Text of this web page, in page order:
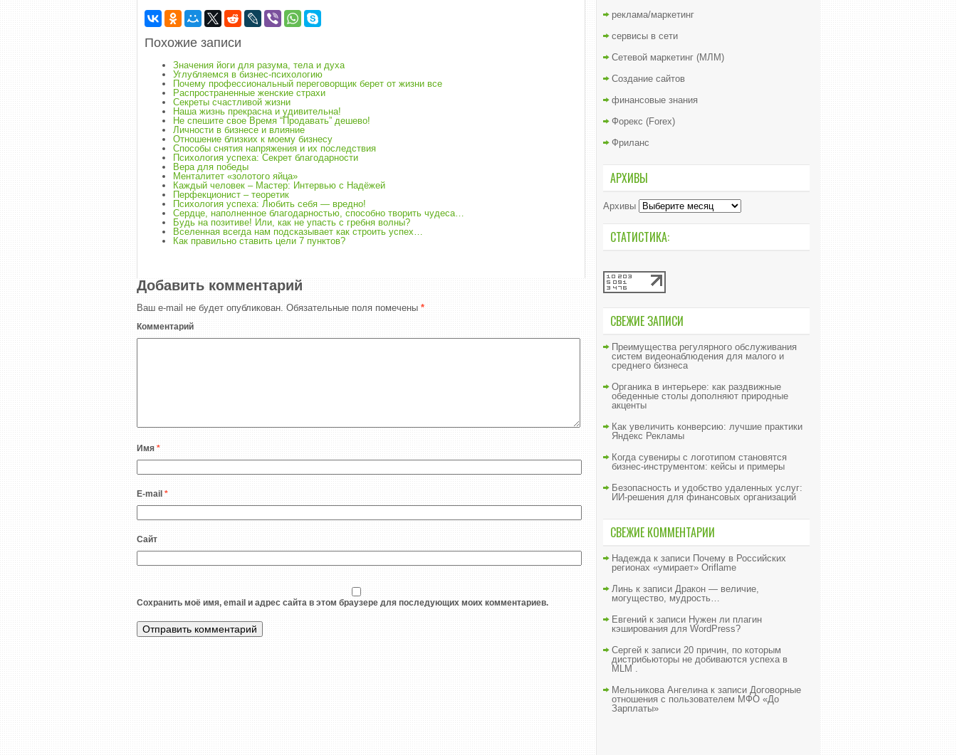
Похожие записи
Значения йоги для разума, тела и духа
Углубляемся в бизнес-психологию
Почему профессиональный переговорщик берет от жизни все
Распространенные женские страхи
Секреты счастливой жизни
Наша жизнь прекрасна и удивительна!
Не спешите свое Время “Продавать” дешево!
Личности в бизнесе и влияние
Отношение близких к моему бизнесу
Способы снятия напряжения и их последствия
Психология успеха: Секрет благодарности
Вера для победы
Менталитет «золотого яйца»
Каждый человек – Мастер: Интервью с Надёжей
Перфекционист – теоретик
Психология успеха: Любить себя — вредно!
Сердце, наполненное благодарностью, способно творить чудеса…
Будь на позитиве! Или, как не упасть с гребня волны?
Вселенная всегда нам подсказывает как строить успех…
Как правильно ставить цели 7 пунктов?
Добавить комментарий
Ваш e-mail не будет опубликован. Обязательные поля помечены *
Комментарий
Имя *
E-mail *
Сайт
Сохранить моё имя, email и адрес сайта в этом браузере для последующих моих комментариев.
реклама/маркетинг
сервисы в сети
Сетевой маркетинг (МЛМ)
Создание сайтов
финансовые знания
Форекс (Forex)
Фриланс
АРХИВЫ
Архивы
СТАТИСТИКА:
СВЕЖИЕ ЗАПИСИ
Преимущества регулярного обслуживания
систем видеонаблюдения для малого и
среднего бизнеса
Органика в интерьере: как раздвижные
обеденные столы дополняют природные
акценты
Как увеличить конверсию: лучшие практики
Яндекс Рекламы
Когда сувениры с логотипом становятся
бизнес-инструментом: кейсы и примеры
Безопасность и удобство удаленных услуг:
ИИ-решения для финансовых организаций
СВЕЖИЕ КОММЕНТАРИИ
Надеждак записи Почему в Российских
регионах «умирает» Oriflame
Линь к записи Дракон — величие,
могущество, мудрость…
Евгений к записи Нужен ли плагин
кэширования для WordPress?
Сергей к записи 20 причин, по которым
дистрибьюторы не добиваются успеха в
MLM .
Мельникова Ангелинак записи Договорные
отношения с пользователем МФО «До
Зарплаты»